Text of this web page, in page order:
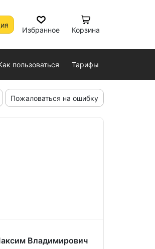
Избранное Корзина
пользоваться Тарифы
Пожаловаться на ошибку
Владимирович